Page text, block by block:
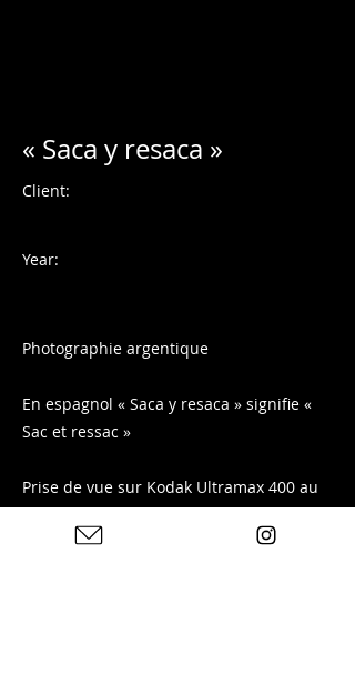
« Saca y resaca »
Client:
Year:
Photographie argentique
En espagnol « Saca y resaca » signifie «
Sac et ressac »
Prise de vue sur Kodak Ultramax 400 au
Tréport, sur la côte d'Albâtre en
Normandie.